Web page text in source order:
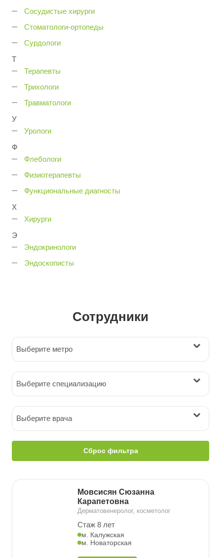
Сосудистые хирурги
Стоматологи-ортопеды
Сурдологи
Т
Терапевты
Трихологи
Травматологи
У
Урологи
Ф
Флебологи
Физиотерапевты
Функциональные диагносты
Х
Хирурги
Э
Эндокринологи
Эндоскописты
Сотрудники
Выберите метро
Выберите специализацию
Выберите врача
Сброс фильтра
Мовсисян Сюзанна
Карапетовна
Дерматовенеролог, косметолог
Стаж 8 лет
м. Калужская
м. Новаторская